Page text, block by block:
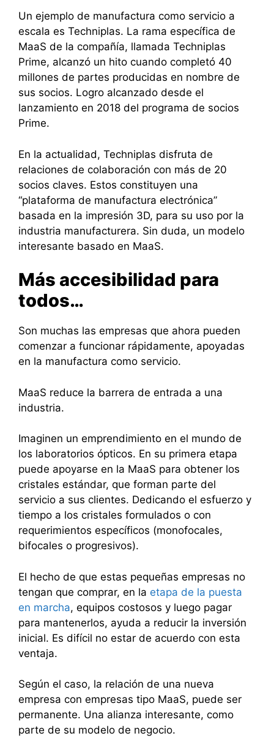
Un ejemplo de manufactura como servicio a
escala es Techniplas. La rama específica de
MaaS de la compañía, llamada Techniplas
Prime, alcanzó un hito cuando completó 40
millones de partes producidas en nombre de
sus socios. Logro alcanzado desde el
lanzamiento en 2018 del programa de socios
Prime.
En la actualidad, Techniplas disfruta de
relaciones de colaboración con más de 20
socios claves. Estos constituyen una
“plataforma de manufactura electrónica”
basada en la impresión 3D, para su uso por la
industria manufacturera. Sin duda, un modelo
interesante basado en MaaS.
Más accesibilidad para
todos…
Son muchas las empresas que ahora pueden
comenzar a funcionar rápidamente, apoyadas
en la manufactura como servicio.
MaaS reduce la barrera de entrada a una
industria.
Imaginen un emprendimiento en el mundo de
los laboratorios ópticos. En su primera etapa
puede apoyarse en la MaaS para obtener los
cristales estándar, que forman parte del
servicio a sus clientes. Dedicando el esfuerzo y
tiempo a los cristales formulados o con
requerimientos específicos (monofocales,
bifocales o progresivos).
El hecho de que estas pequeñas empresas no
tengan que comprar, en la etapa de la puesta
en marcha, equipos costosos y luego pagar
para mantenerlos, ayuda a reducir la inversión
inicial. Es difícil no estar de acuerdo con esta
ventaja.
Según el caso, la relación de una nueva
empresa con empresas tipo MaaS, puede ser
permanente. Una alianza interesante, como
parte de su modelo de negocio.